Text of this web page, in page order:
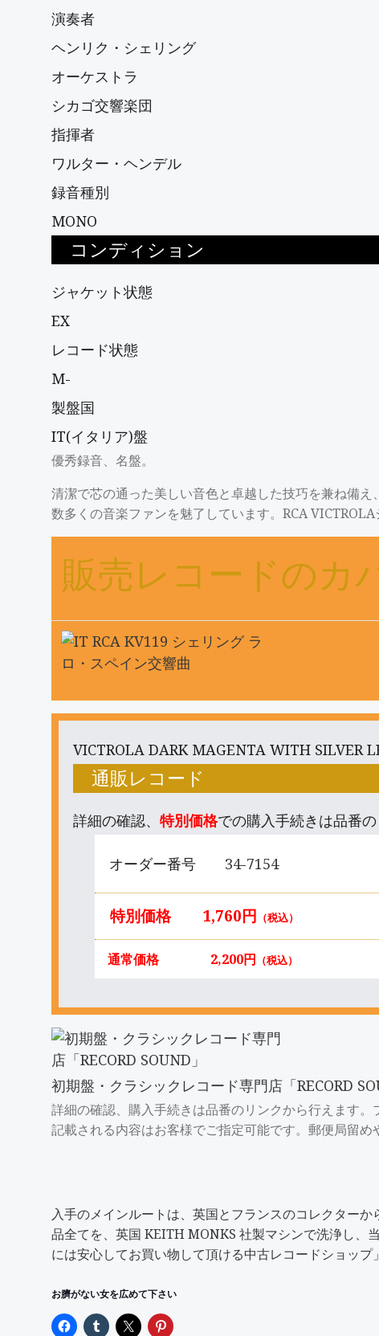
演奏者
ヘンリク・シェリング
オーケストラ
シカゴ交響楽団
指揮者
ワルター・ヘンデル
録音種別
MONO
コンディション
ジャケット状態
EX
レコード状態
M-
製盤国
IT(イタリア)盤
優秀録音、名盤。
清潔で芯の通った美しい音色と卓越した技巧を兼ね備
数多くの音楽ファンを魅了しています。RCA VICTROLA
販売レコードのカ
VICTROLA DARK MAGENTA WITH SILVER
通販レコード
詳細の確認、 特別価格での購入手続きは品番の
オーダー番号 34-7154
特別価格 1,760円 （税込）
通常価格 2,200円 （税込）
初期盤・クラシックレコード専門店「RECORD
詳細の確認、購入手続きは品番のリンクから行えます
記載される内容はお客様でご指定可能です。郵便局留め
入手のメインルートは、英国とフランスのコレクター
品全てを、英国 KEITH MONKS 社製マシンで洗浄し、
には安心してお買い物して頂ける中古レコードショップ
お臍がない女を広めて下さい